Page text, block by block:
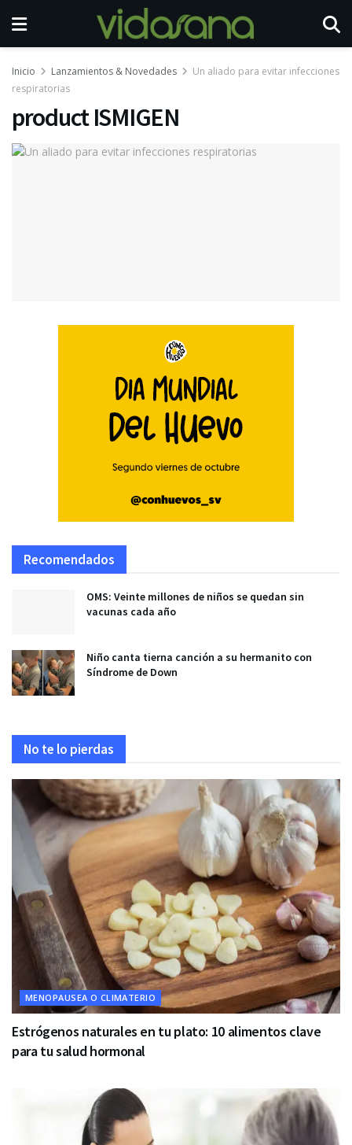
Inicio Lanzamientos & Novedades
Un aliado para evitar infecciones
respiratorias
product ISMIGEN
Recomendados
OMS: Veinte millones de niños se quedan sin
vacunas cada año
Niño canta tierna canción a su hermanito con
Síndrome de Down
No te lo pierdas
MENOPAUSEA O CLIMATERIO
Estrógenos naturales en tu plato: 10 alimentos clave
para tu salud hormonal